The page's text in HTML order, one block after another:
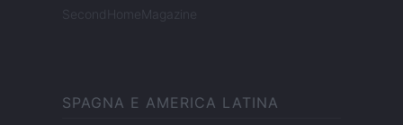
SecondHomeMagazine
SPAGNA E AMERICA LATINA